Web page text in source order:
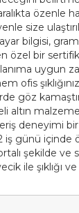
özenle
size
bilgisi,
özel bir
uygun
ofis
göz
altın
deneyimi bir
iş günü içinde
şekilde ve
ile şıklığı